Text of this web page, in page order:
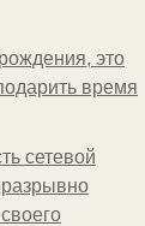
это
время
сетевой